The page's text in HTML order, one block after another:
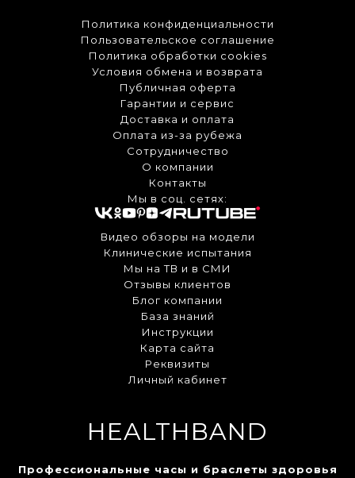
Политика конфиденциальности
Пользовательское соглашение
Политика обработки cookies
Условия обмена и возврата
Публичная оферта
Гарантии и сервис
Доставка и оплата
Оплата из-за рубежа
Сотрудничество
О компании
Контакты
Мы в соц. сетях:
HEALTHBAND
Профессиональные часы и браслеты здоровья
Видео обзоры на модели
Клинические испытания
Мы на ТВ и в СМИ
Отзывы клиентов
Блог компании
База знаний
Инструкции
Карта сайта
Реквизиты
Личный кабинет